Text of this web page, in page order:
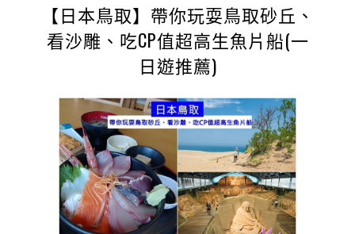
【日本鳥取】帶你玩耍鳥取砂丘、
看沙雕、吃CP值超高生魚片船(一
日遊推薦)